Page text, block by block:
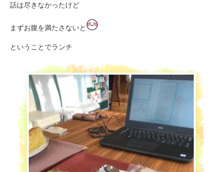
話は尽きなかったけど
まずお腹を満たさないと
ということでランチ